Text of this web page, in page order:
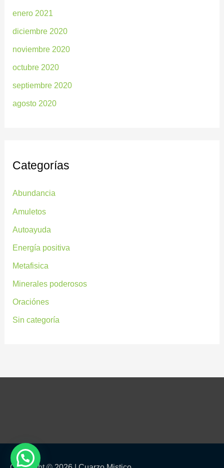
enero 2021
diciembre 2020
noviembre 2020
octubre 2020
septiembre 2020
agosto 2020
Categorías
Abundancia
Amuletos
Autoayuda
Energía positiva
Metafisica
Minerales poderosos
Oraciónes
Sin categoría